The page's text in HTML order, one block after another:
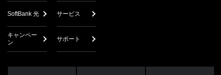
SoftBank 光 サービス
キャンペー
ン
サポート